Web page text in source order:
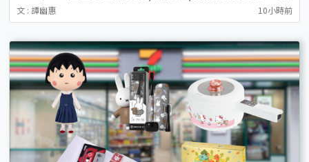
點心
文 : 譚幽惠 10小時前